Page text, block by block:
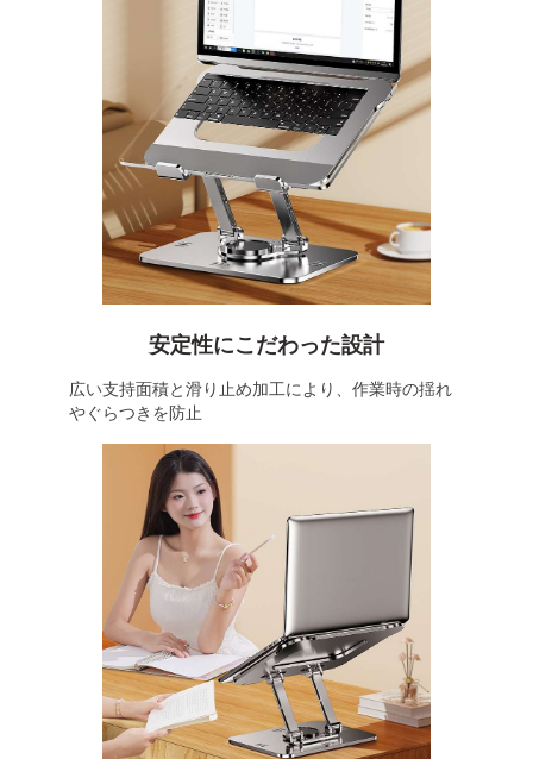
安定性にこだわった設計
広い支持面積と滑り止め加工により、作業時の揺れ
やぐらつきを防止